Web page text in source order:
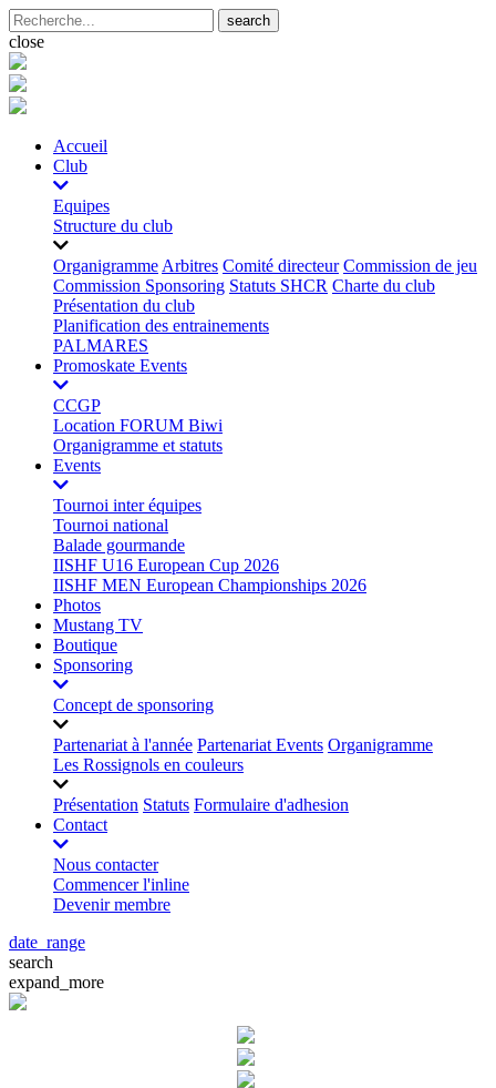
search
close
Accueil
Club
Equipes
Structure du club
Organigramme Arbitres Comité directeur Commission de jeu
Commission Sponsoring Statuts SHCR Charte du club
Présentation du club
Planification des entrainements
PALMARES
Promoskate Events
CCGP
Location FORUM Biwi
Organigramme et statuts
Events
Tournoi inter équipes
Tournoi national
Balade gourmande
IISHF U16 European Cup 2026
IISHF MEN European Championships 2026
Photos
Mustang TV
Boutique
Sponsoring
Concept de sponsoring
Partenariat à l'année Partenariat Events Organigramme
Les Rossignols en couleurs
Présentation Statuts Formulaire d'adhesion
Contact
Nous contacter
Commencer l'inline
Devenir membre
date_range
search
expand_more